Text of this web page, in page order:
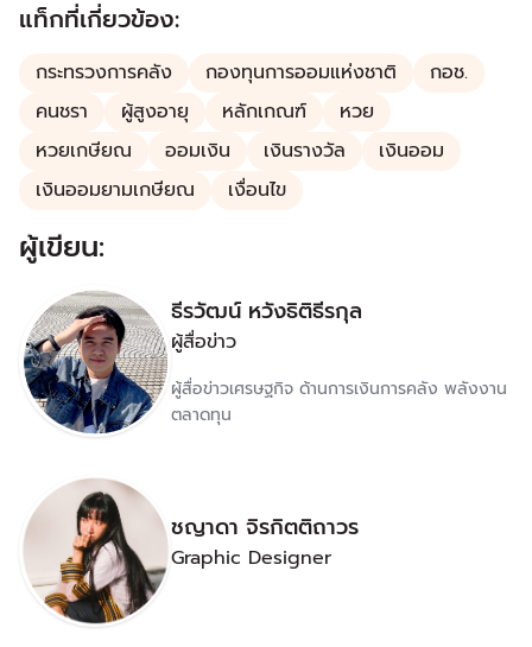
แท็กที่เกี่ยวข้อง:
กระทรวงการคลัง กองทุนการออมแห่งชาติ
กอช.
คนชรา
ผู้สูงอายุ หลักเกณฑ์
หวย
หวยเกษียณ
ออมเงิน เงินรางวัล
เงินออม
เงินออมยามเกษียณ
เงื่อนไข
ผู้เขียน:
ธีรวัฒน์ หวังธิติธีรกุล
ผู้สื่อข่าว
ผู้สื่อข่าวเศรษฐกิจ ด้านการเงินการคลัง พลังงาน
ตลาดทุน
ชญาดา จิรกิตติถาวร
Graphic Designer